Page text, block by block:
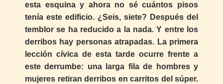
esta esquina y ahora no sé cuántos pisos
tenía este edificio. ¿Seis, siete? Después del
temblor se ha reducido a la nada. Y entre los
derribos hay personas atrapadas. La primera
lección cívica de esta tarde ocurre frente a
este derrumbe: una larga fila de hombres y
mujeres retiran derribos en carritos del súper.